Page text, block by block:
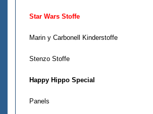
Star Wars Stoffe
Marin y Carbonell Kinderstoffe
Stenzo Stoffe
Happy Hippo Special
Panels